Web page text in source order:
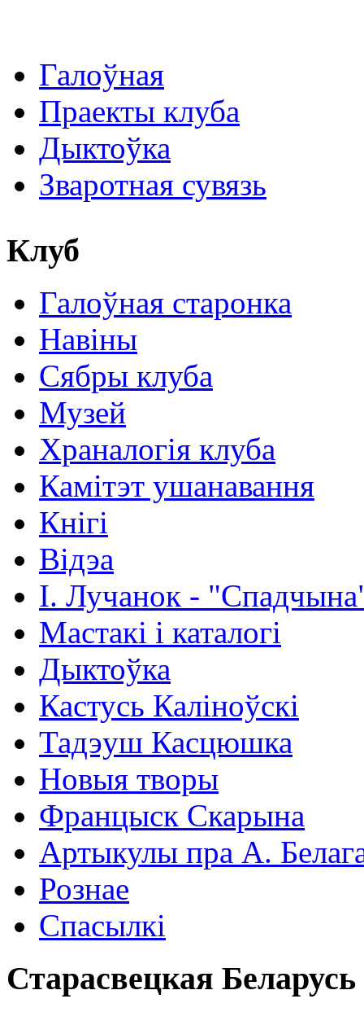
Галоўная
Праекты клуба
Дыктоўка
Зваротная сувязь
Клуб
Галоўная старонка
Навіны
Сябры клуба
Музей
Храналогія клуба
Камітэт ушанавання
Кнігі
Відэа
І. Лучанок -
Мастакі i каталогi
Дыктоўка
Кастусь Каліноўскі
Тадэуш Касцюшка
Новыя творы
Францыск Скарына
Артыкулы пра А.
Рознае
Спасылкі
Старасвецкая Беларусь